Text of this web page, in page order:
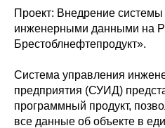
Проект: Внедрение
инженерными данными на
Брестоблнефтепродукт».
Система управления
предприятия (СУИД)
программный продукт,
все данные об объекте в